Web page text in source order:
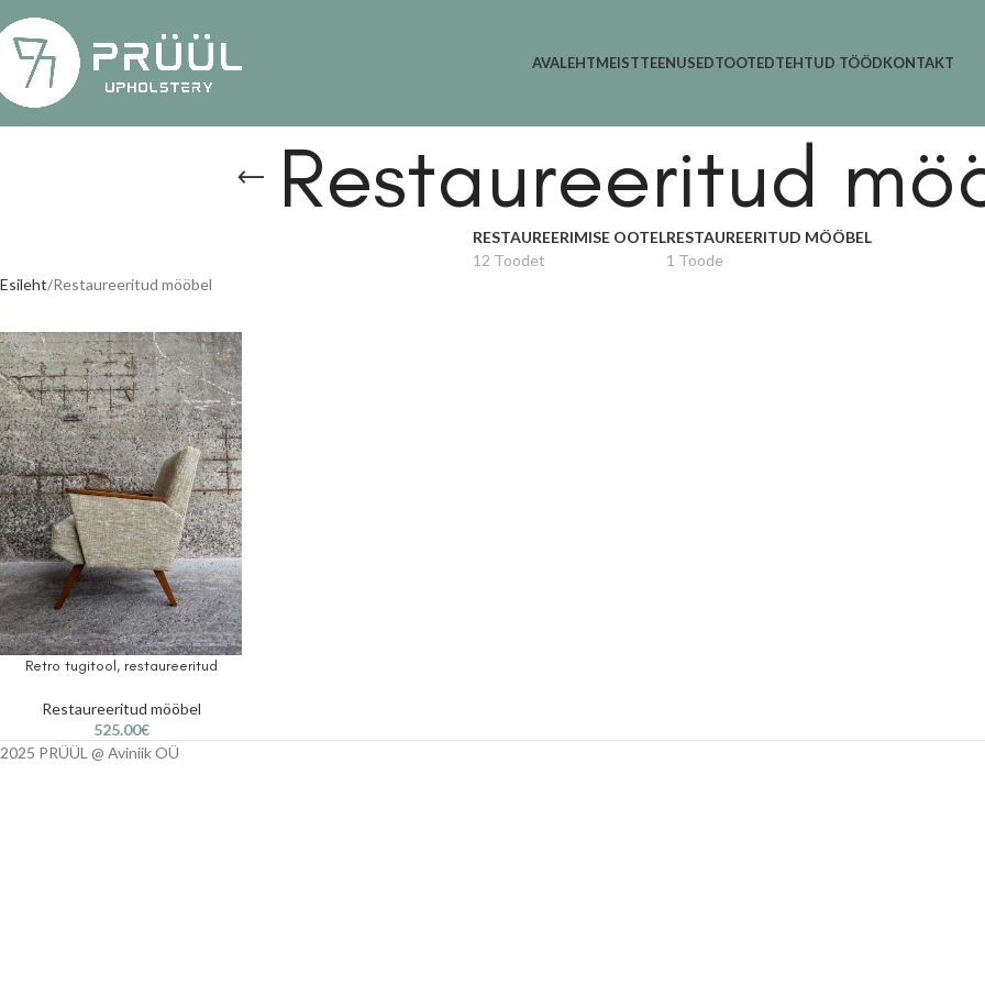
AVALEHTMEISTTEENUSEDTOOTEDTEHTUD TÖÖDKONTAKT
Restaureeritud
RESTAUREERIMISE OOTEL
12 Toodet
RESTAUREERITUD MÖÖBEL
1 Toode
Esileht Restaureeritud mööbel
Retro tugitool, restaureeritud
Restaureeritud mööbel
525.00€
2025 PRÜÜL @ Aviniik OÜ